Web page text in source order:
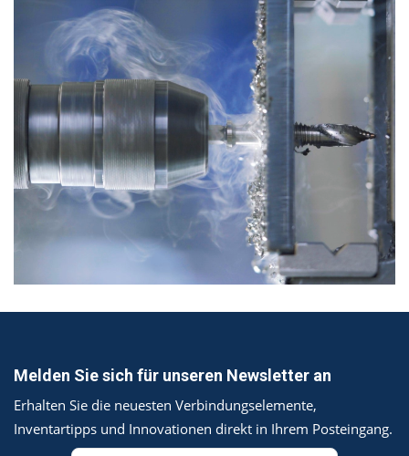
Melden Sie sich für unseren Newsletter an
Erhalten Sie die neuesten Verbindungselemente,
Inventartipps und Innovationen direkt in Ihrem Posteingang.